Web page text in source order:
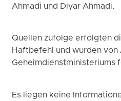
Ahmadi und Diyar Ahmadi.
Quellen zufolge erfolgten
Haftbefehl und wurden von
Geheimdienstministeriums
Es liegen keine